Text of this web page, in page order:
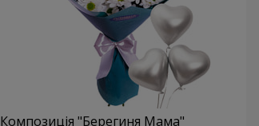
Композиція "Берегиня Мама"